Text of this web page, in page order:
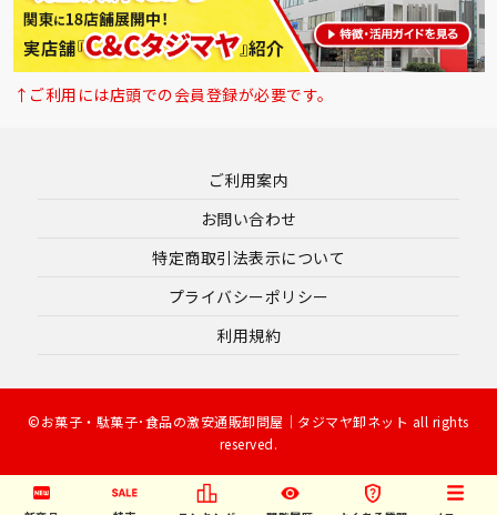
↑ご利用には店頭での会員登録が必要です。
ご利用案内
お問い合わせ
特定商取引法表示について
プライバシーポリシー
利用規約
©お菓子・駄菓子･食品の激安通販卸問屋｜タジマヤ卸ネット all rights
reserved.